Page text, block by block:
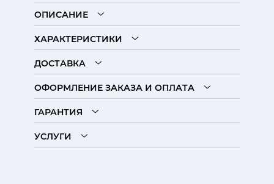
ОПИСАНИЕ
ХАРАКТЕРИСТИКИ
ДОСТАВКА
ОФОРМЛЕНИЕ ЗАКАЗА И ОПЛАТА
ГАРАНТИЯ
УСЛУГИ